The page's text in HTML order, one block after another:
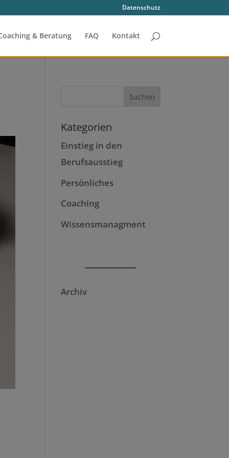
Datenschutz
& Beratung FAQ Kontakt
Kategorien
Einstieg in den
Berufsausstieg
Persönliches
Coaching
Wissensmanagment
Archiv